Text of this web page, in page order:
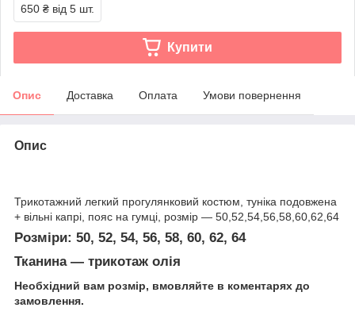
650 ₴ від 5 шт.
Купити
Опис Доставка Оплата Умови повернення
Опис
Трикотажний легкий прогулянковий костюм, туніка подовжена
+ вільні капрі, пояс на гумці, розмір — 50,52,54,56,58,60,62,64
Розміри: 50, 52, 54, 56, 58, 60, 62, 64
Тканина — трикотаж олія
Необхідний вам розмір, вмовляйте в коментарях до
замовлення.